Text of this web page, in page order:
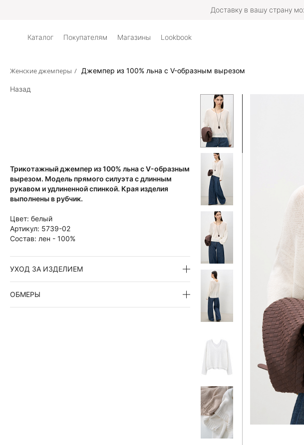
Доставку в вашу страну
Каталог Покупателям Магазины Lookbook
Женские джемперы / Джемпер из 100% льна с V-образным вырезом
Назад
Трикотажный джемпер из 100% льна с V-образным
вырезом. Модель прямого силуэта с длинным
рукавом и удлиненной спинкой. Края изделия
выполнены в рубчик.
Цвет: белый
Артикул: 5739-02
Состав: лен - 100%
УХОД ЗА ИЗДЕЛИЕМ
ОБМЕРЫ